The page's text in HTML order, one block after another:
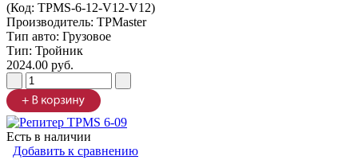
(Код: TPMS-6-12-V12-V12)
Производитель: TPMaster
Тип авто: Грузовое
Тип: Тройник
2024.00 руб.
Есть в наличии
Добавить к сравнению